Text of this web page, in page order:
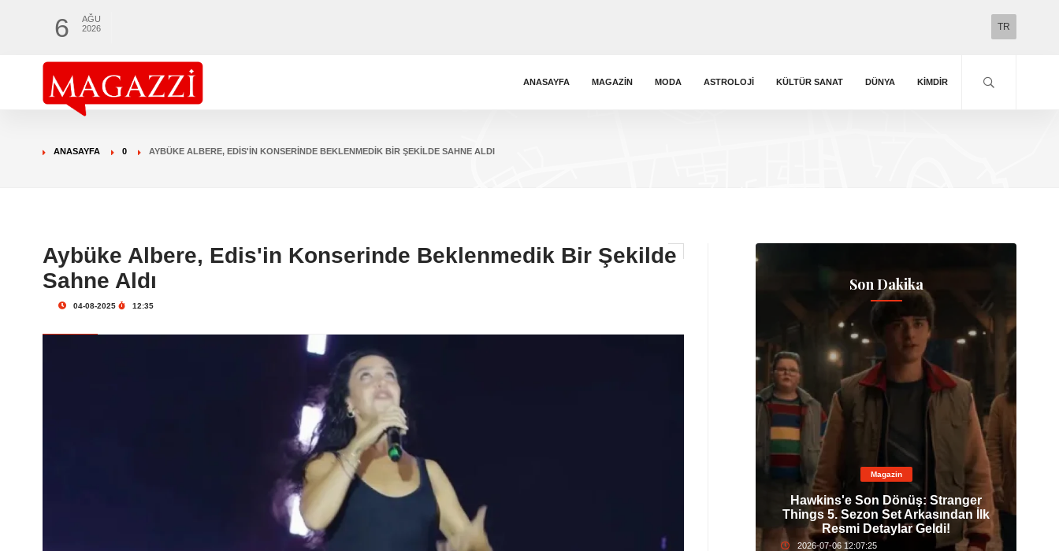
6
AĞU
2026
TR
ANASAYFA MAGAZIN MODA ASTROLOJI KÜLTÜR SANAT DÜNYA KIMDIR
ANASAYFA 0 AYBÜKE ALBERE, EDIS'IN KONSERINDE BEKLENMEDIK BIR ŞEKILDE SAHNE ALDI
Aybüke Albere, Edis'in Konserinde Beklenmedik Bir Şekilde
Sahne Aldı
04-08-2025 12:35
Son Dakika
Magazin
Hawkins'e Son Dönüş: Stranger
Things 5. Sezon Set Arkasından İlk
Resmi Detaylar Geldi!
2026-07-06 12:07:25